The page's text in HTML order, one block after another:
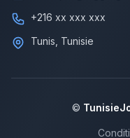
+216 xx xxx xxx
Tunis, Tunisie
©